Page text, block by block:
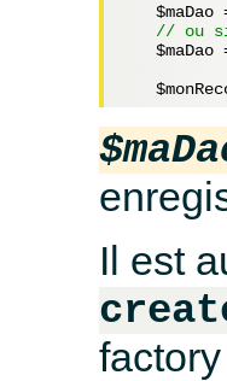
$maDao
// ou
$maDao
Il est
factory